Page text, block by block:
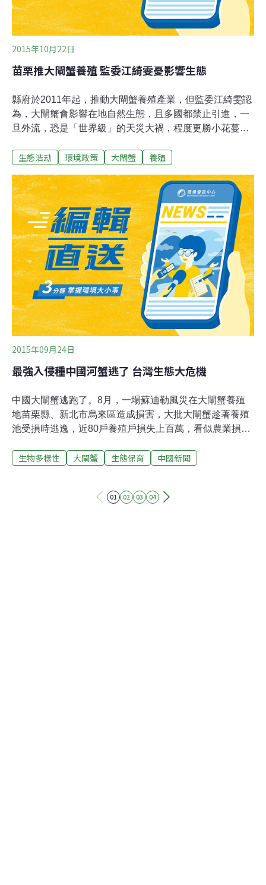
2015年10月22日
苗栗推大閘蟹養殖 監委江綺雯憂影響生態
縣府於2011年起，推動大閘蟹養殖產業，但監委江綺雯認
為，大閘蟹會影響在地自然生態，且多國都禁止引進，一
旦外流，恐是「世界級」的天災大禍，程度更勝小花蔓澤
成生態浩劫。縣府於2011年，引進中國大閘蟹苗，推動縣
飼料、指導縣內養殖戶飼養，行銷苗栗優質大閘蟹。但江
綺雯20日針對專家學者研究顯示，大閘蟹在歐美多國「橫
行」，造成當地原生無脊椎動物滅絕，提出質疑。她表
示，尤其日前兩度風災，包括苗栗縣在內，發生養殖場被
大水侵襲，大閘蟹外流的情形，恐將影響在地自然生態。
農業處漁業課長許家興也說，縣府引進的大閘蟹種，是農
委會漁業署核定認可，漁業署的決策，一定經過專業評
估，不會影響在地生生態，才會同意。許家興說，且大閘
蟹屬「大河物種」，生長環境需在流水豐沛的江河，牠才
能降海產卵，之後再回溯，以台灣荒溪型溪流，大
生態浩劫 環境政策 大閘蟹 養殖
2015年09月24日
最強入侵種中國河蟹逃了 台灣生態大危機
中國大閘蟹逃跑了。8月，一場蘇迪勒風災在大閘蟹養殖
地苗栗縣、新北市烏來區造成損害，大批大閘蟹趁著養殖
池受損時逃逸，近80戶養殖戶損失上百萬，看似農業損
的大閘蟹，是原產於中國的河蟹，以黃澄澄的飽滿蟹膏走
行為還會造成當地河堤侵蝕。從英國的泰晤士河、德國易
生物多樣性 大閘蟹 生態保育 中國新聞
01 02 03 04